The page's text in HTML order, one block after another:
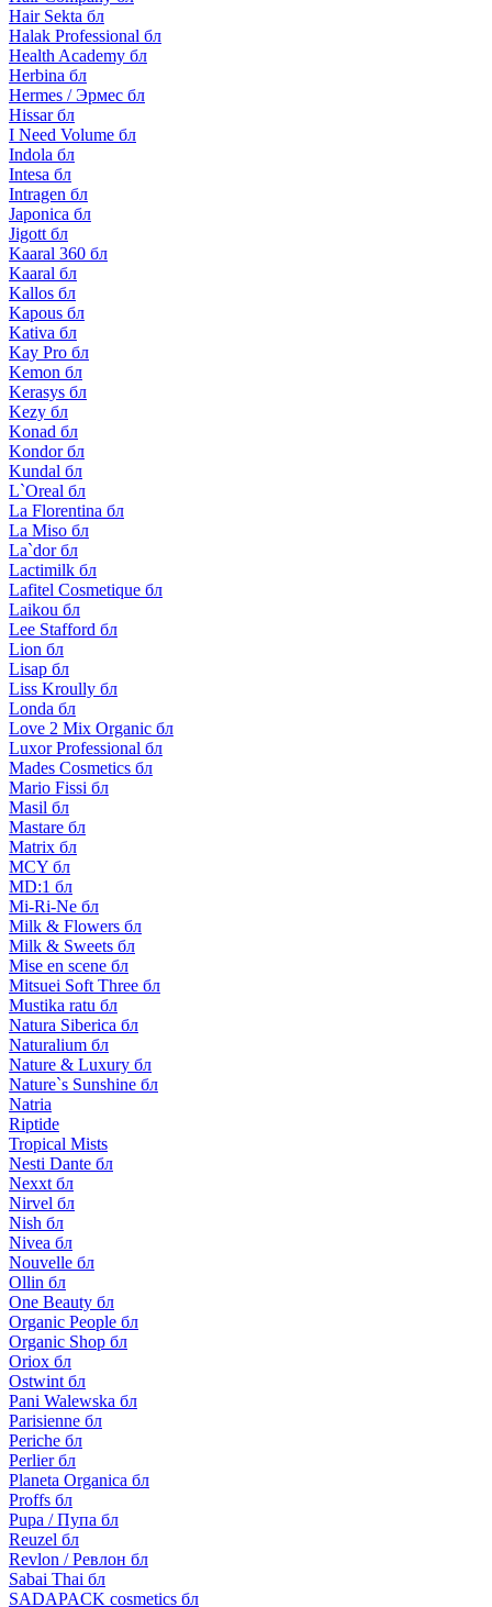
Hair Sekta бл
Halak Professional бл
Health Academy бл
Herbina бл
Hermes / Эрмес бл
Hissar бл
I Need Volume бл
Indola бл
Intesa бл
Intragen бл
Japonica бл
Jigott бл
Kaaral 360 бл
Kaaral бл
Kallos бл
Kapous бл
Kativa бл
Kay Pro бл
Kemon бл
Kerasys бл
Kezy бл
Konad бл
Kondor бл
Kundal бл
L`Oreal бл
La Florentina бл
La Miso бл
La`dor бл
Lactimilk бл
Lafitel Cosmetique бл
Laikou бл
Lee Stafford бл
Lion бл
Lisap бл
Liss Kroully бл
Londa бл
Love 2 Mix Organic бл
Luxor Professional бл
Mades Cosmetics бл
Mario Fissi бл
Masil бл
Mastare бл
Matrix бл
MCY бл
MD:1 бл
Mi-Ri-Ne бл
Milk & Flowers бл
Milk & Sweets бл
Mise en scene бл
Mitsuei Soft Three бл
Mustika ratu бл
Natura Siberica бл
Naturalium бл
Nature & Luxury бл
Nature`s Sunshine бл
Natria
Riptide
Tropical Mists
Nesti Dante бл
Nexxt бл
Nirvel бл
Nish бл
Nivea бл
Nouvelle бл
Ollin бл
One Beauty бл
Organic People бл
Organic Shop бл
Oriox бл
Ostwint бл
Pani Walewska бл
Parisienne бл
Periche бл
Perlier бл
Planeta Organica бл
Proffs бл
Pupa / Пупа бл
Reuzel бл
Revlon / Ревлон бл
Sabai Thai бл
SADAPACK cosmetics бл